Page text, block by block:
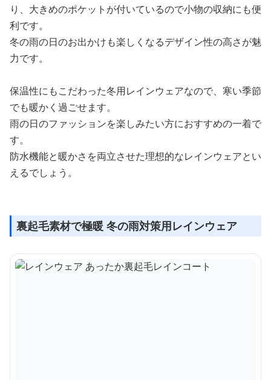
り、大きめのポケットが付いているので小物の収納にも便
利です。
冬の雨の日のお出かけも楽しくなるデザイン性の高さが魅
力です。
保温性にもこだわった冬用レインウェアなので、寒い季節
でも暖かく過ごせます。
雨の日のファッションを楽しみたい方におすすめの一着で
す。
防水機能と暖かさを両立させた理想的なレインウェアとい
えるでしょう。
裏起毛素材で極暖 冬の雨対策用レインウェア